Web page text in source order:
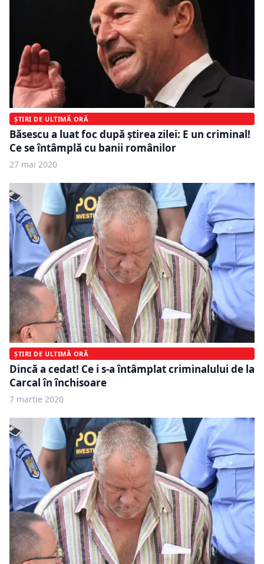
ȘTIRI DE ULTIMĂ ORĂ
Băsescu a luat foc după ştirea zilei: E un criminal!
Ce se întâmplă cu banii românilor
27 mai 2020
ȘTIRI DE ULTIMĂ ORĂ
Dincă a cedat! Ce i s-a întâmplat criminalului de la
Carcal în închisoare
7 martie 2020